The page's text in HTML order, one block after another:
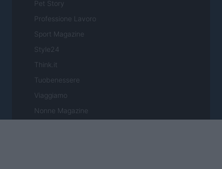
Pet Story
Professione Lavoro
Sport Magazine
Style24
Think.it
Tuobenessere
Viaggiamo
Nonne Magazine